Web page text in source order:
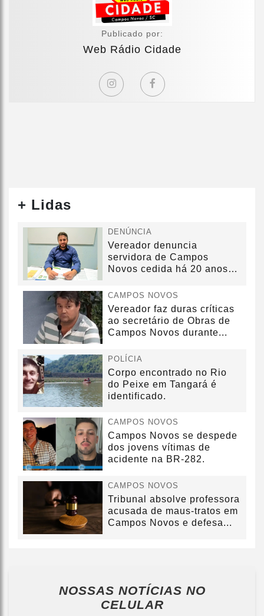
Publicado por:
Web Rádio Cidade
+ Lidas
DENÚNCIA
Vereador denuncia
servidora de Campos
Novos cedida há 20 anos
CAMPOS NOVOS
Vereador faz duras críticas
ao secretário de Obras de
Campos Novos durante...
POLÍCIA
Corpo encontrado no Rio
do Peixe em Tangará é
identificado.
CAMPOS NOVOS
Campos Novos se despede
dos jovens vítimas de
acidente na BR-282.
CAMPOS NOVOS
Tribunal absolve professora
acusada de maus-tratos em
Campos Novos e defesa...
NOSSAS NOTÍCIAS NO
CELULAR